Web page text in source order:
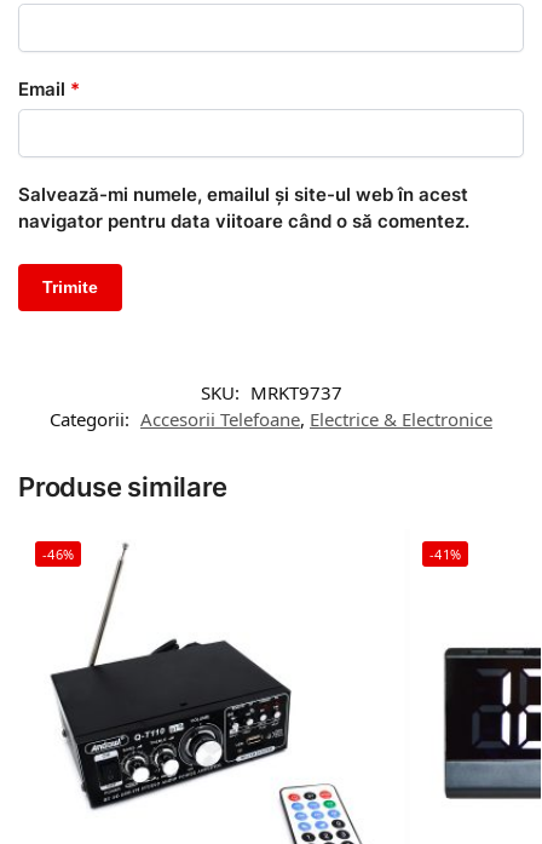
Email *
Salvează-mi numele, emailul și site-ul web în acest
navigator pentru data viitoare când o să comentez.
SKU: MRKT9737
Categorii: Accesorii Telefoane, Electrice & Electronice
Produse similare
-46% -41%